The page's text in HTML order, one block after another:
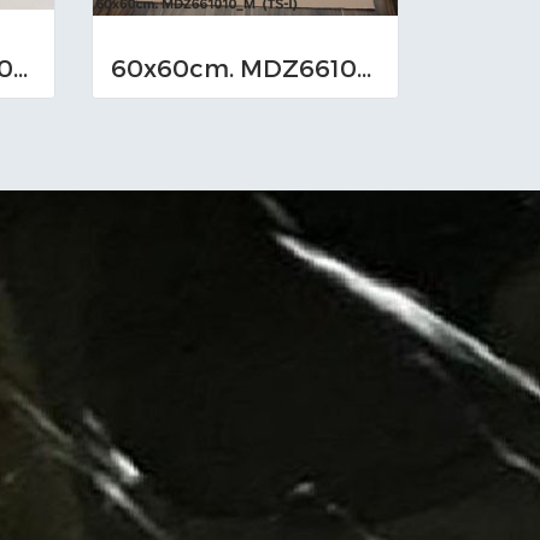
60x60cm. MDZ661012_M (TS-I) 60x60cm. MDZ661010_M (TS-I)